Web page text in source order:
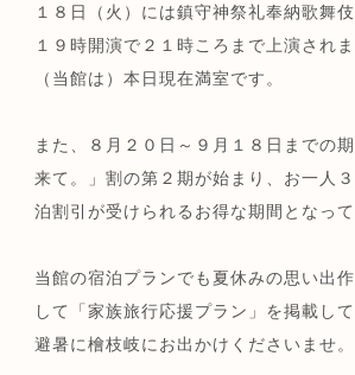
１８日（火）には鎮守神祭礼奉納歌舞
１９時開演で２１時ころまで上演されま
（当館は）本日現在満室です。
また、８月２０日～９月１８日までの
来て。」割の第２期が始まり、お一人
泊割引が受けられるお得な期間となって
当館の宿泊プランでも夏休みの思い出
して「家族旅行応援プラン」を掲載し
避暑に檜枝岐にお出かけくださいませ。